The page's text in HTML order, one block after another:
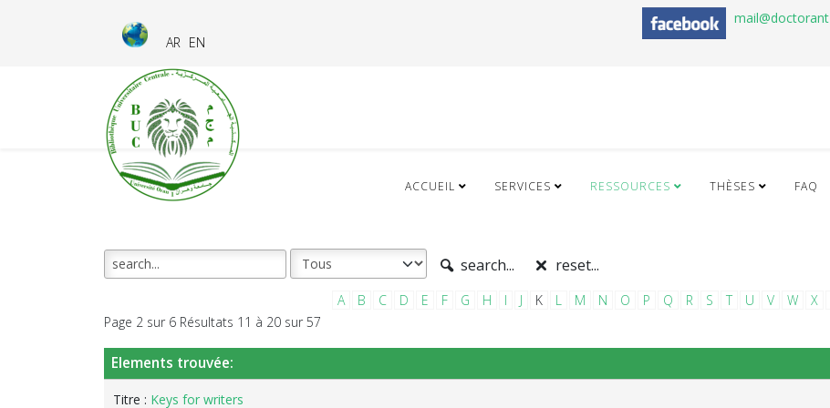
AR EN
mail@doctorant
ACCUEIL SERVICES RESSOURCES THÈSES FAQ
search... reset...
A B C D E F G H I J K L M N O P Q R S T U V W X
Page 2 sur 6 Résultats 11 à 20 sur 57
Elements trouvée:
Titre : Keys for writers